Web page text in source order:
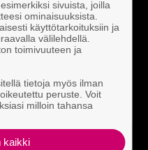
sivuista, joilla
ominaisuuksista.
käyttötarkoituksiin ja
välilehdellä.
toimivuuteen ja
tietoja myös ilman
peruste. Voit
milloin tahansa
kaikki